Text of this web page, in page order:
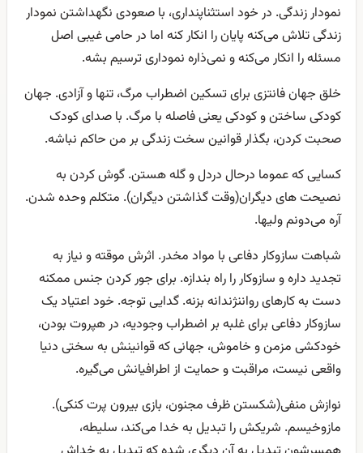
نمودار زندگی. در خود استثناپنداری، با صعودی نگهداشتن نمودار
زندگی تلاش می‌کنه پایان را انکار کنه اما در حامی غیبی اصل
مسئله را انکار می‌کنه و نمی‌ذاره نموداری ترسیم بشه.
خلق جهان فانتزی برای تسکین اضطراب مرگ، تنها و آزادی. جهان
کودکی ساختن و کودکی یعنی فاصله با مرگ. با صدای کودک
صحبت کردن، بگذار قوانین سخت زندگی بر من حاکم نباشه.
کسایی که عموما درحال دردل و گله هستن. گوش کردن به
نصیحت های دیگران(وقت گذاشتن دیگران). متکلم وحده شدن.
آره می‌دونم ولیها.
شباهت سازوکار دفاعی با مواد مخدر. اثرش موقته و نیاز به
تجدید داره و سازوکار را راه بندازه. برای جور کردن جنس ممکنه
دست به کارهای رواننژندانه بزنه. گدایی توجه. خود اعتیاد یک
سازوکار دفاعی برای غلبه بر اضطراب وجودیه، در هپروت بودن،
خودکشی مزمن و خاموش، جهانی که قوانینش به سختی دنیا
واقعی نیست، مراقبت و حمایت از اطرافیانش می‌گیره.
نوازش منفی(شکستن ظرف مجنون، بازی بیرون پرت کنکی).
مازوخیسم. شریکش را تبدیل به خدا می‌کند، سلیطه،